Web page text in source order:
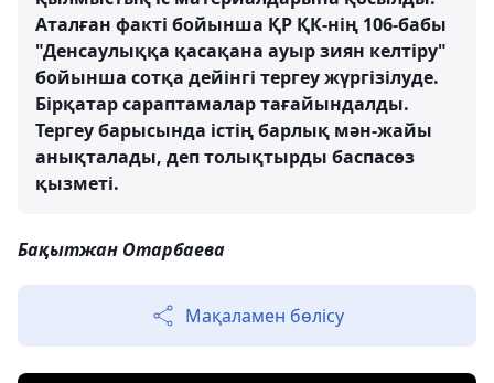
Аталған факті бойынша ҚР ҚК-нің 106-бабы
"Денсаулыққа қасақана ауыр зиян келтіру"
бойынша сотқа дейінгі тергеу жүргізілуде.
Бірқатар сараптамалар тағайындалды.
Тергеу барысында істің барлық мән-жайы
анықталады, деп толықтырды баспасөз
қызметі.
Бақытжан Отарбаева
Мақаламен бөлісу